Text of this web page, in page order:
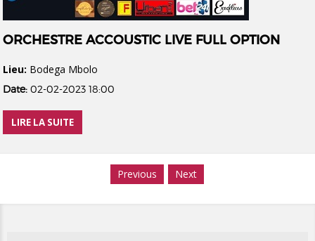
ORCHESTRE ACCOUSTIC LIVE FULL OPTION
Lieu: Bodega Mbolo
Date: 02-02-2023 18:00
LIRE LA SUITE
Previous Next